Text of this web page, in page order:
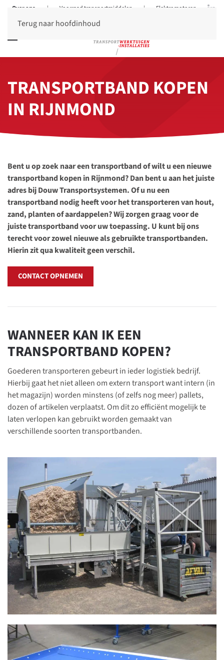
Terug naar hoofdinhoud
Over ons | Voorraad transportmiddelen | Elektromotoren
TRANSPORT­BAND KOPEN
IN RIJNMOND
Bent u op zoek naar een transportband of wilt u een nieuwe
transportband kopen in Rijnmond? Dan bent u aan het juiste
adres bij Douw Transportsystemen. Of u nu een
transportband nodig heeft voor het transporteren van hout,
zand, planten of aardappelen? Wij zorgen graag voor de
juiste transportband voor uw toepassing. U kunt bij ons
terecht voor zowel nieuwe als gebruikte transportbanden.
Hierin zit qua kwaliteit geen verschil.
CONTACT OPNEMEN
WANNEER KAN IK EEN
TRANSPORTBAND KOPEN?
Goederen transporteren gebeurt in ieder logistiek bedrijf.
Hierbij gaat het niet alleen om extern transport want intern (in
het magazijn) worden minstens (of zelfs nog meer) pallets,
dozen of artikelen verplaatst. Om dit zo efficiënt mogelijk te
laten verlopen kan gebruikt worden gemaakt van
verschillende soorten transportbanden.